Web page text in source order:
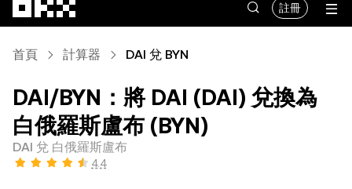
註冊
首頁 計算器 DAI 兌 BYN
DAI/BYN：將 DAI (DAI) 兌換為
白俄羅斯盧布 (BYN)
DAI 兌 白俄羅斯盧布
4.4